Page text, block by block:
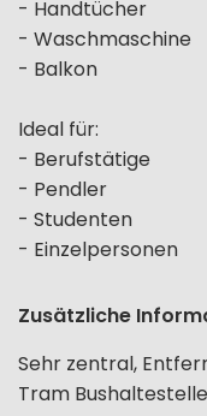
- Handtücher
- Waschmaschine
- Balkon
Ideal für:
- Berufstätige
- Pendler
- Studenten
- Einzelpersonen
Zusätzliche
Sehr zentral,
Tram